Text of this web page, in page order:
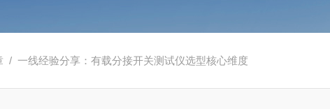
/ 一线经验分享：有载分接开关测试仪选型核心维度